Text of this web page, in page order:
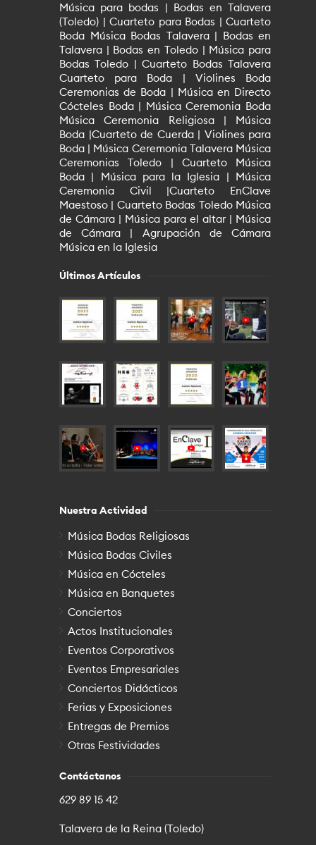
Música para bodas | Bodas en Talavera
(Toledo) | Cuarteto para Bodas | Cuarteto
Boda Música Bodas Talavera | Bodas en
Talavera | Bodas en Toledo | Música para
Bodas Toledo | Cuarteto Bodas Talavera
Cuarteto para Boda | Violines Boda
Ceremonias de Boda | Música en Directo
Cócteles Boda | Música Ceremonia Boda
Música Ceremonia Religiosa | Música
Boda |Cuarteto de Cuerda | Violines para
Boda | Música Ceremonia Talavera Música
Ceremonias Toledo | Cuarteto Música
Boda | Música para la Iglesia | Música
Ceremonia Civil |Cuarteto EnClave
Maestoso | Cuarteto Bodas Toledo Música
de Cámara | Música para el altar | Música
de Cámara | Agrupación de Cámara
Música en la Iglesia
Últimos Artículos
Nuestra Actividad
Música Bodas Religiosas
Música Bodas Civiles
Música en Cócteles
Música en Banquetes
Conciertos
Actos Institucionales
Eventos Corporativos
Eventos Empresariales
Conciertos Didácticos
Ferias y Exposiciones
Entregas de Premios
Otras Festividades
Contáctanos
629 89 15 42
Talavera de la Reina (Toledo)